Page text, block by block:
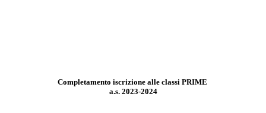
Completamento iscrizione alle classi PRIME
a.s. 2023-2024